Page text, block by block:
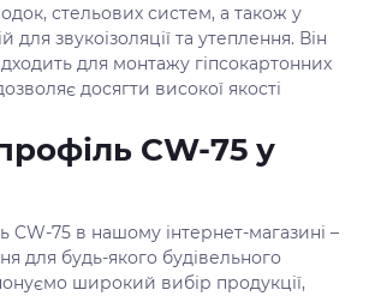
стельових систем, а також у
для звукоізоляції та утеплення. Він
для монтажу гіпсокартонних
досягти високої якості
CW-75 у
CW-75 в нашому інтернет-магазині –
для будь-якого будівельного
широкий вибір продукції,